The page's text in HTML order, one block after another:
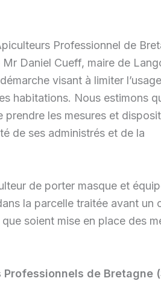
Professionnel de
Daniel Cueff, maire de
visant à limiter
habitations. Nous estimons
prendre les mesures et
de ses administrés et de la
de porter masque et
la parcelle traitée avant un
soient mise en place des
de Bretagne